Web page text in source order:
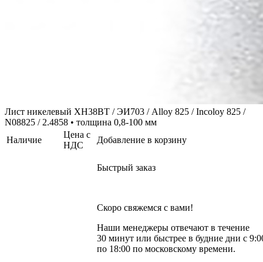
Лист никелевый ХН38ВТ / ЭИ703 / Alloy 825 / Incoloy 825 /
N08825 / 2.4858 • толщина 0,8-100 мм
Наличие
Цена с
НДС
Добавление в корзину
Быстрый заказ
Скоро свяжемся с вами!
Наши менеджеры отвечают в течение
30 минут или быстрее в будние дни с
по 18:00 по московскому времени.